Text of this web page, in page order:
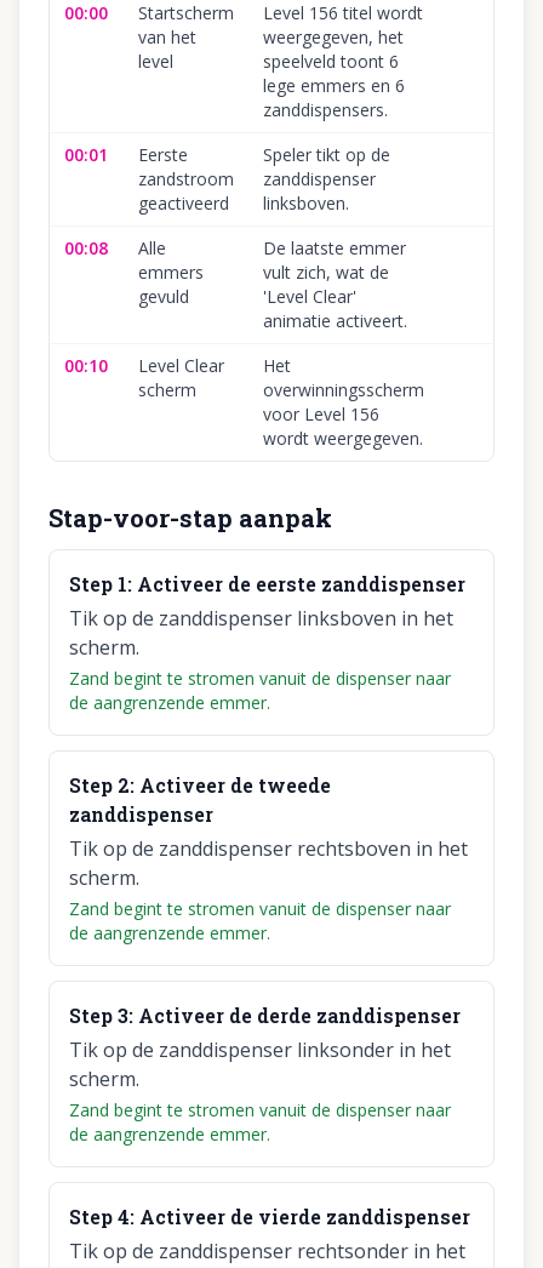
00:00
Startscherm
van het
level
Level 156 titel wordt
weergegeven, het
speelveld toont 6
lege emmers en 6
zanddispensers.
00:01
Eerste
zandstroom
geactiveerd
Speler tikt op de
zanddispenser
linksboven.
00:08
Alle
emmers
gevuld
De laatste emmer
vult zich, wat de
'Level Clear'
animatie activeert.
00:10
Level Clear
scherm
Het
overwinningsscherm
voor Level 156
wordt weergegeven.
Stap-voor-stap aanpak
Step 1: Activeer de eerste zanddispenser
Tik op de zanddispenser linksboven in het
scherm.
Zand begint te stromen vanuit de dispenser naar
de aangrenzende emmer.
Step 2: Activeer de tweede
zanddispenser
Tik op de zanddispenser rechtsboven in het
scherm.
Zand begint te stromen vanuit de dispenser naar
de aangrenzende emmer.
Step3: Activeer de derde zanddispenser
Tik op de zanddispenser linksonder in het
scherm.
Zand begint te stromen vanuit de dispenser naar
de aangrenzende emmer.
Step4: Activeer de vierde zanddispenser
Tik op de zanddispenser rechtsonder in het